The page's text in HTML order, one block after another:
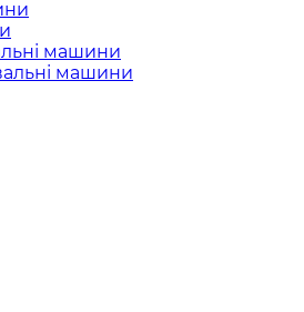
машини
машини